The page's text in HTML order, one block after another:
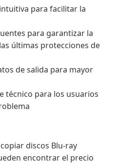
para facilitar la
para garantizar la
últimas protecciones de
de salida para mayor
técnico para los usuarios
discos Blu-ray
encontrar el precio